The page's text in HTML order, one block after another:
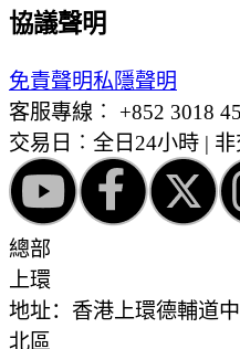
協議聲明
免責聲明私隱聲明
客服專線︰ +852 3018
交易日︰全日24小時 |
總部
上環
地址：香港上環德輔道
北區